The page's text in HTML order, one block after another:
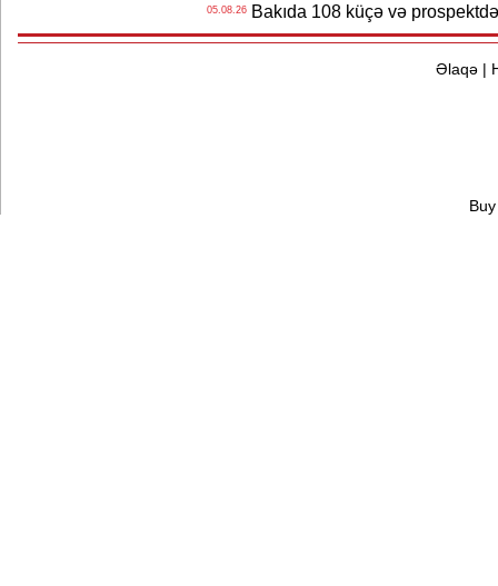
05.08.26Bakıda 108 küçə və
Əlaqə|